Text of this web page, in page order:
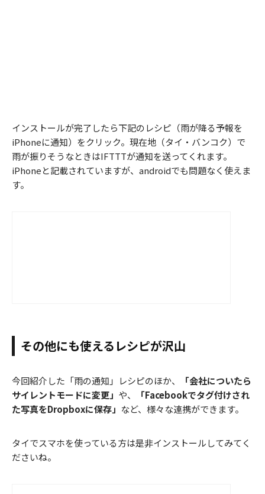
インストールが完了したら下記のレシピ（雨が降る予報を
iPhoneに通知）をクリック。現在地（タイ・バンコク）で
雨が振りそうなときはIFTTTが通知を送ってくれます。
iPhoneと記載されていますが、androidでも問題なく使えま
す。
その他にも使えるレシピが沢山
今回紹介した「雨の通知」レシピのほか、
「会社についたら
サイレントモードに変更」 や、
「Facebookでタグ付けされ
た写真をDropboxに保存」 など、様々な連携ができます。
タイでスマホを使っている方は是非インストールしてみてく
ださいね。